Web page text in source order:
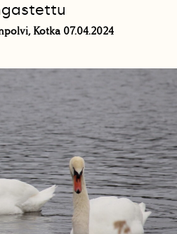
Kotka 07.04.2024